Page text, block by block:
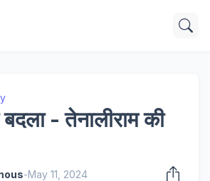
- तेनालीराम की
-May 11, 2024